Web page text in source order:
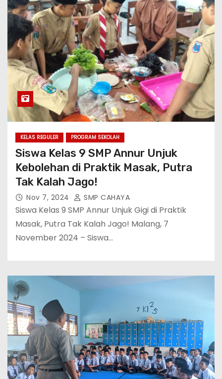
KELAS REGULER PROGRAM SEKOLAH
Siswa Kelas 9 SMP Annur Unjuk
Kebolehan di Praktik Masak, Putra
Tak Kalah Jago!
Nov 7, 2024 SMP CAHAYA
Siswa Kelas 9 SMP Annur Unjuk Gigi di Praktik
Masak, Putra Tak Kalah Jago! Malang, 7
November 2024 – Siswa…